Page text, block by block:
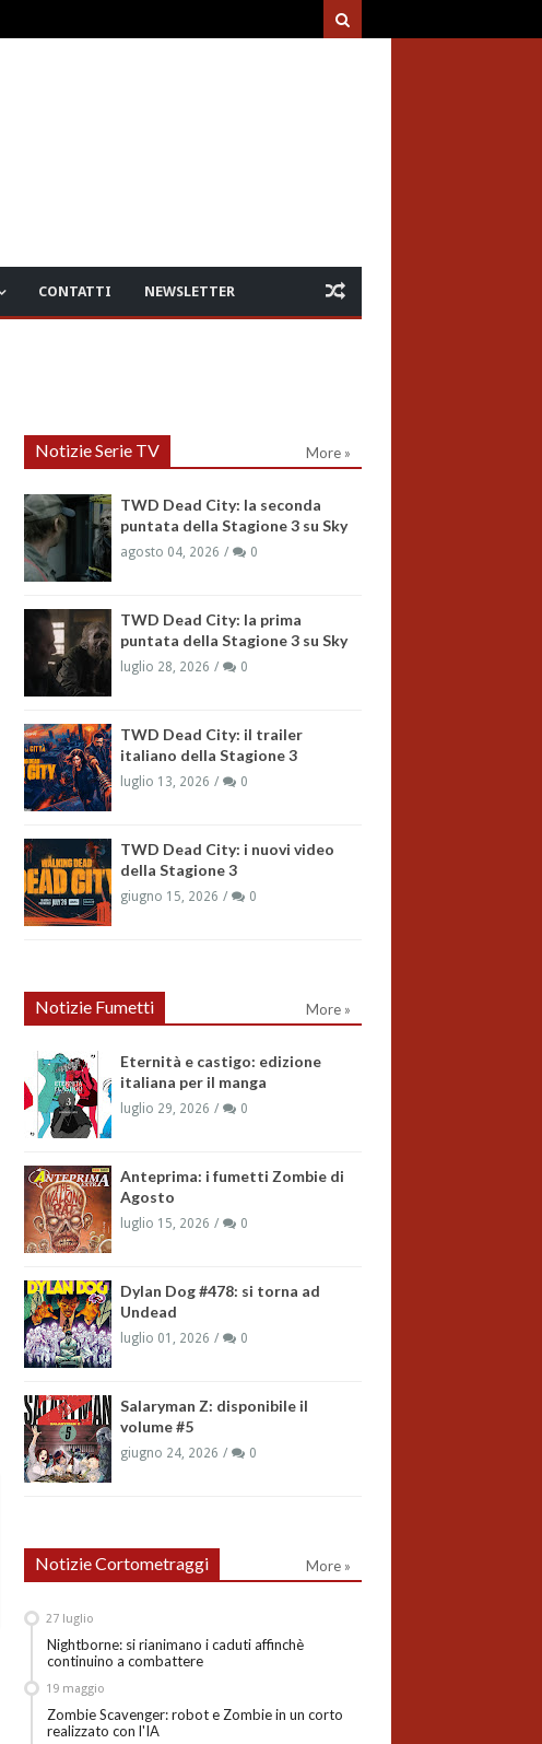
CONTATTI NEWSLETTER
Notizie Serie TV More »
TWD Dead City: la seconda
puntata della Stagione 3 su Sky
agosto 04, 2026 0
TWD Dead City: la prima
puntata della Stagione 3 su Sky
luglio 28, 2026 0
TWD Dead City: il trailer
italiano della Stagione 3
luglio 13, 2026 0
TWD Dead City: i nuovi video
della Stagione 3
giugno 15, 2026 0
Notizie Fumetti More »
Eternità e castigo: edizione
italiana per il manga
luglio 29, 2026 0
Anteprima: i fumetti Zombie di
Agosto
luglio 15, 2026 0
Dylan Dog #478: si torna ad
Undead
luglio 01, 2026 0
Salaryman Z: disponibile il
volume #5
giugno 24, 2026 0
Notizie Cortometraggi More »
Nightborne: si rianimano i caduti affinchè
continuino a combattere
27 luglio
Zombie Scavenger: robot e Zombie in un corto
realizzato con l'IA
19 maggio